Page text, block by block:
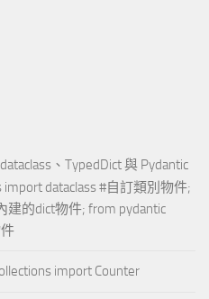
、TypedDict 與 Pydantic
dataclass #自訂類別物件;
建的dict物件; from pydantic
import Counter